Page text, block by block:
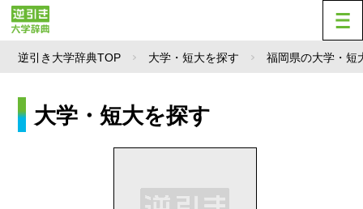
逆引き大学辞典TOP 大学・短大を探す 福岡県の大学・短
大学・短大を探す